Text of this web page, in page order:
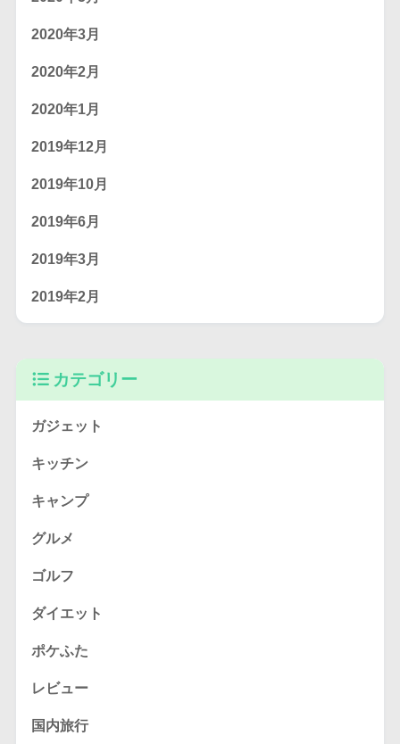
2020年3月
2020年2月
2020年1月
2019年12月
2019年10月
2019年6月
2019年3月
2019年2月
カテゴリー
ガジェット
キッチン
キャンプ
グルメ
ゴルフ
ダイエット
ポケふた
レビュー
国内旅行